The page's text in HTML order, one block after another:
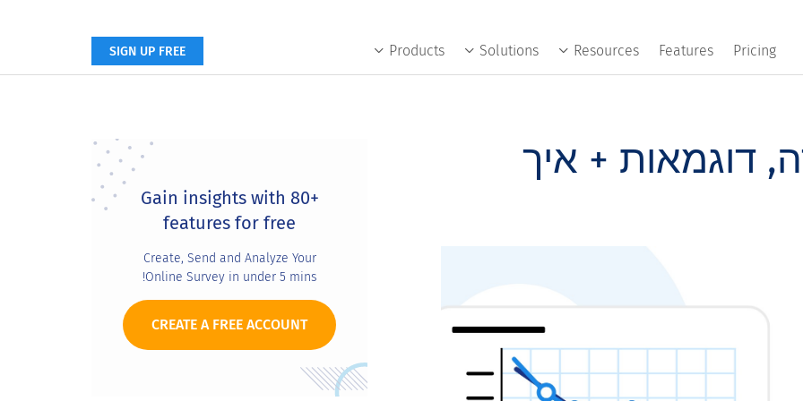
Products Solutions Resources Features Pricing
SIGN UP FREE
דוגמאות + איך
Sidebar
Gain insights with 80+
features for free
Create, Send and Analyze Your
Online Survey in under 5 mins!
CREATE A FREE ACCOUNT